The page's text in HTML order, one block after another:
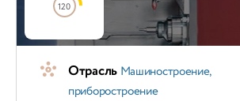
120
Отрасль Машиностроение,
приборостроение